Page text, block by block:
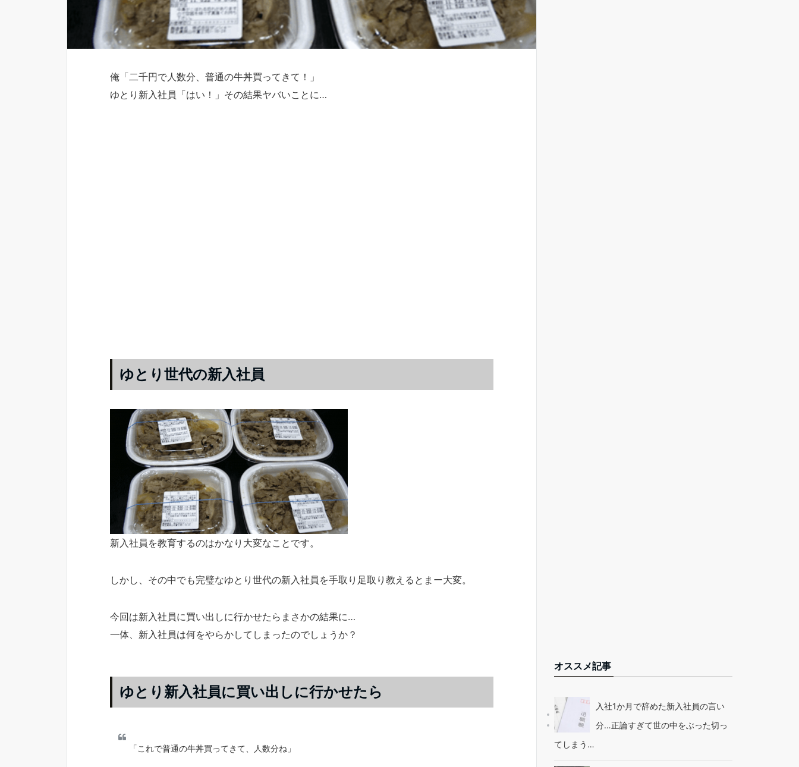
俺「二千円で人数分、普通の牛丼買ってきて！」
ゆとり新入社員「はい！」その結果ヤバいことに…
ゆとり世代の新入社員
新入社員を教育するのはかなり大変なことです。
しかし、その中でも完璧なゆとり世代の新入社員を手取り足取り教えるとまー大変。
今回は新入社員に買い出しに行かせたらまさかの結果に…
一体、新入社員は何をやらかしてしまったのでしょうか？
ゆとり新入社員に買い出しに行かせたら
「これで普通の牛丼買ってきて、人数分ね」
オススメ記事
入社1か月で辞めた新入社員の言い
分…正論すぎて世の中をぶった切っ
てしまう…